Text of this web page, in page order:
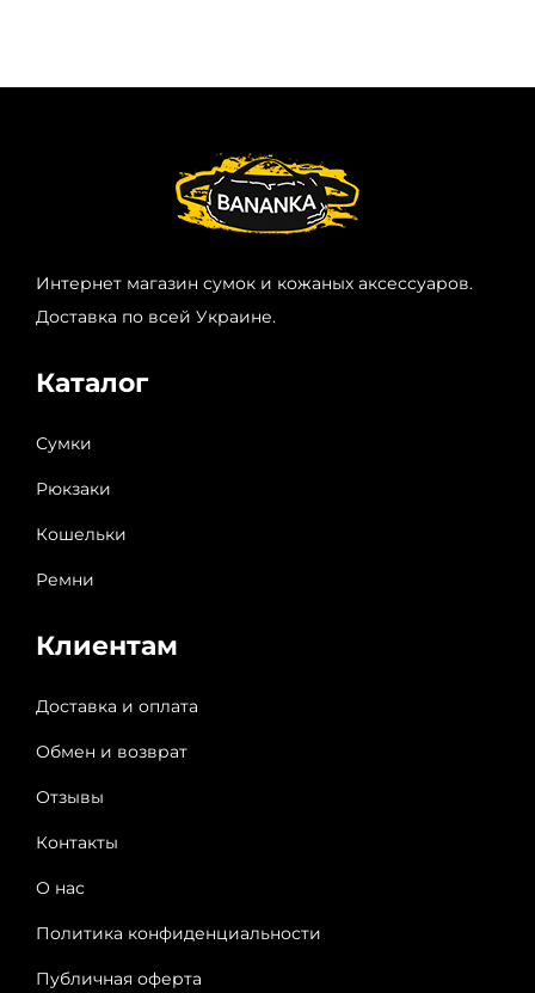
Интернет магазин сумок и кожаных аксессуаров.
Доставка по всей Украине.
Каталог
Сумки
Рюкзаки
Кошельки
Ремни
Клиентам
Доставка и оплата
Обмен и возврат
Отзывы
Контакты
О нас
Политика конфиденциальности
Публичная оферта